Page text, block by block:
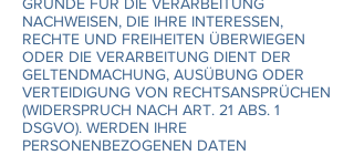
NACHWEISEN, DIE IHRE INTERESSEN,
RECHTE UND FREIHEITEN ÜBERWIEGEN
ODER DIE VERARBEITUNG DIENT DER
GELTENDMACHUNG, AUSÜBUNG ODER
VERTEIDIGUNG VON RECHTSANSPRÜCHEN
(WIDERSPRUCH NACH ART. 21 ABS. 1
DSGVO). WERDEN IHRE
PERSONENBEZOGENEN DATEN